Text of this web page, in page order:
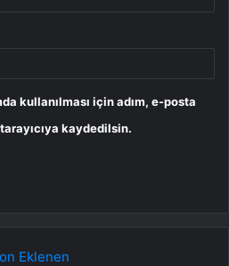
kullanılması için adım, e-posta
kaydedilsin.
Eklenen